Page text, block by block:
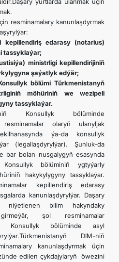
resminamalary kanunlaşdyrmak
kepillendiriş edarasy (notarius)
tassyklaýar;
ministrligi kepillendirijiniň
şaýatlyk edýär;
bölümi Türkmenistanyň
möhüriniň we wezipeli
tassyklaýar.
niň Konsullyk bölüminde
olaryň ulanyljak
ýa-da konsullyk
(legallaşdyrylýar). Şunluk-da
bar bolan nusgalygyň esasynda
Konsullyk bölüminiň ygtyýarly
hakykylygyny tassyklaýar.
kepillendiriş edarasy
kanunlaşdyrylýar. Daşary
niýetlenen bilim hakyndaky
şol resminamalar
Konsullyk bölüminde asyl
DIM-niň
kanunlaşdyrmak üçin
edilen çykdajylaryň öwezini